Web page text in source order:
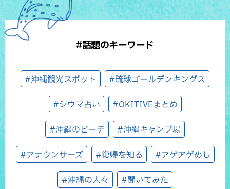
#話題のキーワード
#沖縄観光スポット #琉球ゴールデンキングス
#シウマ占い #OKITIVEまとめ
#沖縄のビーチ #沖縄キャンプ場
#アナウンサーズ #復帰を知る #アゲアゲめし
#沖縄の人々 #聞いてみた